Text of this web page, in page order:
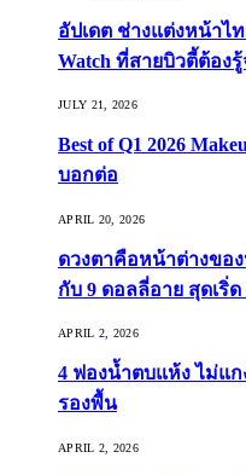
อัปเดต ช่างแต่งหน้าไท
Watch ที่สายบิวตี้ต้อง
JULY 21, 2026
Best of Q1 2026
บอกต่อ
APRIL 20, 2026
ดวงตาคือหน้าต่างขอ
กับ 9 ดอลลี่อาย สุดเริ่
APRIL 2, 2026
4 ฟองน้ำตบแห้ง ไม่แ
รองพื้น
APRIL 2, 2026